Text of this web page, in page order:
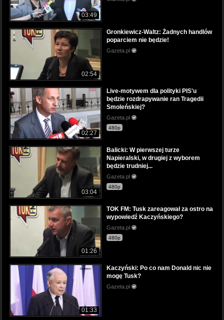
03:49
02:54
Gronkiewicz-Waltz: Żadnych handlów
poparciem nie będzie!
Gazeta.pl
02:27
Live-motywem dla polityki PIS'u
będzie rozdrapywanie ran Tragedii
Smoleńskiej?
Gazeta.pl
480p
03:04
Balicki: W pierwszej turze
Napieralski, w drugiej z wyborem
będzie trudniej...
Gazeta.pl
480p
01:26
TOK FM: Tusk zareagował za ostro na
wypowiedź Kaczyńskiego?
Gazeta.pl
480p
01:33
Kaczyński: Po co nam Donald nic nie
mogę Tusk?
Gazeta.pl